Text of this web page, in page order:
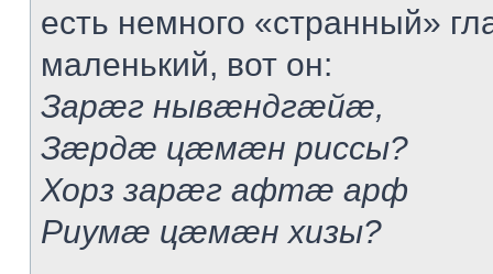
есть немного «странный»
маленький, вот он:
Зарæг нывæндгæйæ,
Зæрдæ цæмæн риссы?
Хорз зарæг афтæ арф
Риумæ цæмæн хизы?